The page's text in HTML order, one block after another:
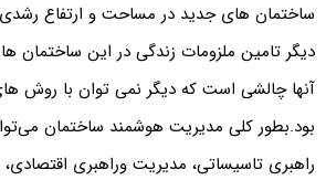
ساختمان های جدید در مساحت و ارتفاع رشدی
دیگر تامین ملزومات زندگی در این ساختمان
آنها چالشی است که دیگر نمی توان با روش
بود.بطور کلی مدیریت هوشمند ساختمان
راهبری تاسیساتی، مدیریت وراهبری